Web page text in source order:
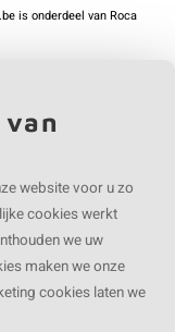
is onderdeel vanRoca
website voor u zo
cookies werkt
we uw
maken we onze
cookies laten we